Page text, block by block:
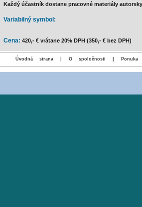
Každý účastník dostane pracovné materiály
Variabilný symbol:
Cena: 420,- € vrátane 20% DPH (350,- € bez DPH)
Úvodná strana O spoločnosti Ponuka